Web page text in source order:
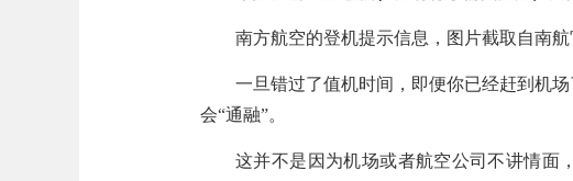
南方航空的登机提示信息，图片截取自南航
一旦错过了值机时间，即便你已经赶到机
会“通融”。
这并不是因为机场或者航空公司不讲情面